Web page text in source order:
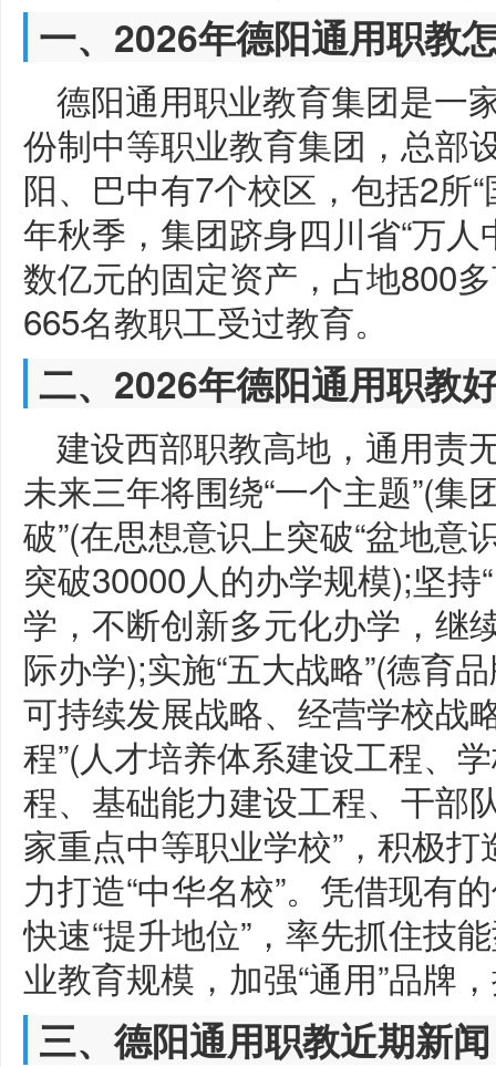
一、2026年德阳通用职教
德阳通用职业教育集团是一
份制中等职业教育集团，总部
阳、巴中有7个校区，包括2所
年秋季，集团跻身四川省“万
数亿元的固定资产，占地800
665名教职工受过教育。
二、2026年德阳通用职教
建设西部职教高地，通用责
未来三年将围绕“一个主题”(集
破”(在思想意识上突破“盆地意
突破30000人的办学规模);坚持
学，不断创新多元化办学，继
际办学);实施“五大战略”(德育
可持续发展战略、经营学校战
程”(人才培养体系建设工程、
程、基础能力建设工程、干部
家重点中等职业学校”，积极
力打造“中华名校”。凭借现有
快速“提升地位”，率先抓住技
业教育规模，加强“通用”品牌
三、德阳通用职教近期新闻